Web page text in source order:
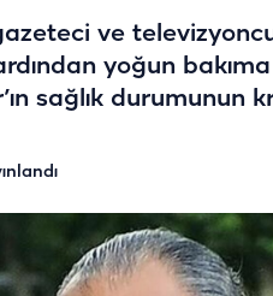
ve
yoğun
sağlık durumunun